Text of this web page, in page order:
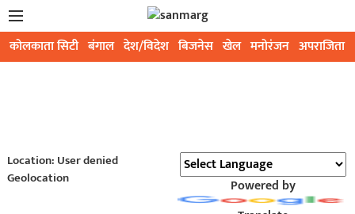
कोलकाता सिटी बंगाल देश/विदेश बिजनेस खेल मनोरंजन अपराजिता
Location: User denied
Geolocation
Powered by